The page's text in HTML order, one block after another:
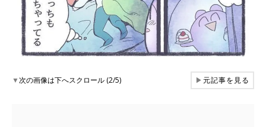
▼次の画像は下へスクロール (2/5) ▶元記事を見る